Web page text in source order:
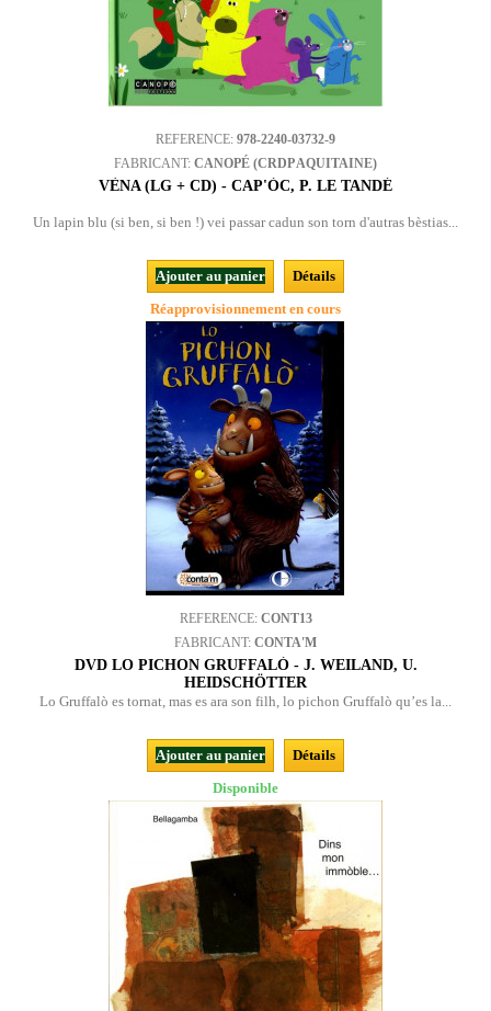
REFERENCE: 978-2240-03732-9
FABRICANT: CANOPÉ (CRDP AQUITAINE)
VÈNA (LG + CD) - CAP'ÒC, P. LE TANDÉ
Un lapin blu (si ben, si ben !) vei passar cadun son torn d'autras bèstias...
Ajouter au panier
Détails
Réapprovisionnement en cours
REFERENCE: CONT13
FABRICANT: CONTA'M
DVD LO PICHON GRUFFALÒ - J. WEILAND, U.
HEIDSCHÖTTER
Lo Gruffalò es tornat, mas es ara son filh, lo pichon Gruffalò qu’es la...
Ajouter au panier
Détails
Disponible